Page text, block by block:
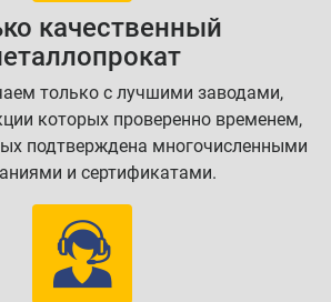
качественный
только с лучшими заводами,
которых проверенно временем,
подтверждена многочисленными
и сертификатами.